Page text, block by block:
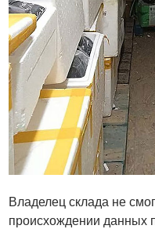
Владелец склада не
происхождении данных